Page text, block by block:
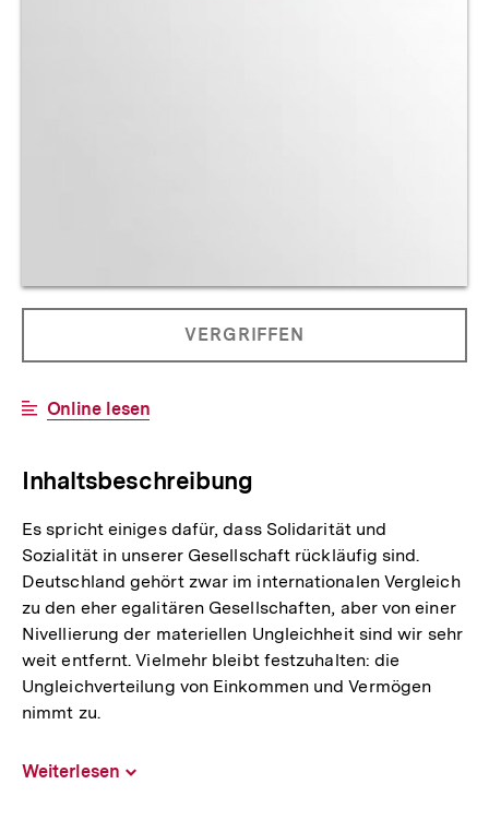
PRODUKT
NICHT
VERGRIFFEN
Interner
Online lesen
Inhaltsbeschreibung
Es spricht einiges dafür, dass Solidarität und
Sozialität in unserer Gesellschaft rückläufig sind.
Deutschland gehört zwar im internationalen Vergleich
zu den eher egalitären Gesellschaften, aber von einer
Nivellierung der materiellen Ungleichheit sind wir sehr
weit entfernt. Vielmehr bleibt festzuhalten: die
Ungleichverteilung von Einkommen und Vermögen
nimmt zu.
Weiterlesen